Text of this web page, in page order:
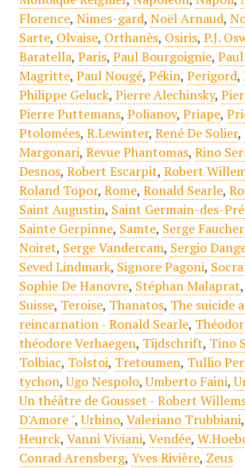
Florence, Nimes-gard, Noël Arnaud,
Sarte, Olvaise, Orthanès, Osiris, P.J.
Baratella, Paris, Paul Bourgoignie,
Magritte, Paul Nougé, Pékin, Perigord,
Philippe Geluck, Pierre Alechinsky,
Pierre Puttemans, Polianov, Priape,
Ptolomées, R.Lewinter, René De Solier,
Margonari, Revue Phantomas, Rino
Desnos, Robert Escarpit, Robert
Roland Topor, Rome, Ronald Searle,
Saint Augustin, Saint Germain-des-
Sainte Gerpinne, Samte, Serge
Noiret, Serge Vandercam, Sergio
Seved Lindmark, Signore Pagoni,
Sophie De Hanovre, Stéphan Malaprat,
Suisse, Teroise, Thanatos, The suicide
reincarnation - Ronald Searle,
théodore Verhaegen, Tijdschrift, Tino
Tolbiac, Tolstoi, Tretoumen, Tullio
tychon,Ugo Nespolo,Umberto Faini,
Un théâtre de Gousset - Robert
D'Amore ",Urbino, Valeriano Trubbiani,
Heurck, Vanni Viviani, Vendée,
Conrad Arensberg, Yves Rivière, Zeus